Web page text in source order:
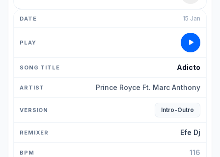
15 Jan
Adicto
Prince Royce Ft. Marc Anthony
Intro-Outro
Efe Dj
116